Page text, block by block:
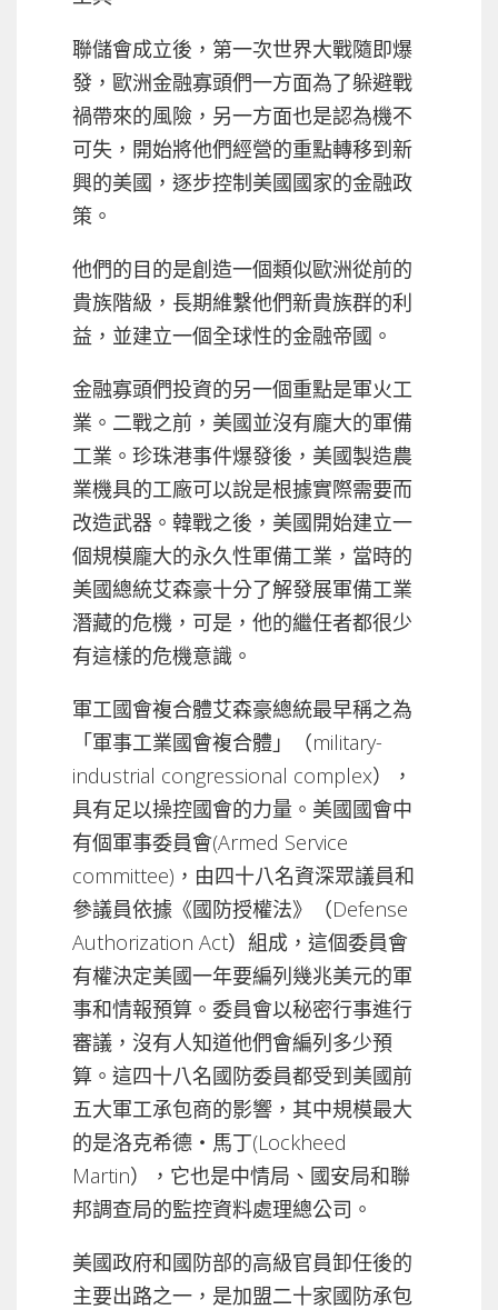
聯儲會成立後，第一次世界大戰隨即爆
發，歐洲金融寡頭們一方面為了躲避戰
禍帶來的風險，另一方面也是認為機不
可失，開始將他們經營的重點轉移到新
興的美國，逐步控制美國國家的金融政
策。
他們的目的是創造一個類似歐洲從前的
貴族階級，長期維繫他們新貴族群的利
益，並建立一個全球性的金融帝國。
金融寡頭們投資的另一個重點是軍火工
業。二戰之前，美國並沒有龐大的軍備
工業。珍珠港事件爆發後，美國製造農
業機具的工廠可以說是根據實際需要而
改造武器。韓戰之後，美國開始建立一
個規模龐大的永久性軍備工業，當時的
美國總統艾森豪十分了解發展軍備工業
潛藏的危機，可是，他的繼任者都很少
有這樣的危機意識。
軍工國會複合體艾森豪總統最早稱之為
「軍事工業國會複合體」（military-
industrial congressional complex），
具有足以操控國會的力量。美國國會中
有個軍事委員會(Armed Service
committee)，由四十八名資深眾議員和
參議員依據《國防授權法》（Defense
Authorization Act）組成，這個委員會
有權決定美國一年要編列幾兆美元的軍
事和情報預算。委員會以秘密行事進行
審議，沒有人知道他們會編列多少預
算。這四十八名國防委員都受到美國前
五大軍工承包商的影響，其中規模最大
的是洛克希德‧馬丁(Lockheed
Martin），它也是中情局、國安局和聯
邦調查局的監控資料處理總公司。
美國政府和國防部的高級官員卸任後的
主要出路之一，是加盟二十家國防承包